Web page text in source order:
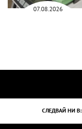
07.08.2026
СЛЕДВАЙ НИ В: